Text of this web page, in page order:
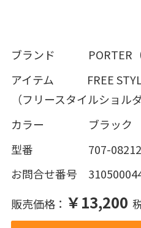
ブランド PORTER（
アイテム FREE
（フリースタイルショル
カラー ブラック
型番 707-08212
お問合せ番号
販売価格： ￥13,200